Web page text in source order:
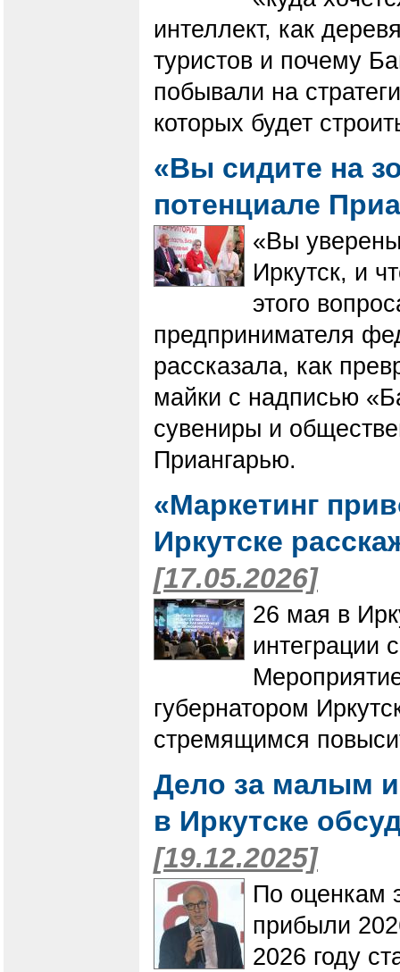
интеллект, как
туристов и почему
побывали на
которых будет
«Вы сидите на
потенциале
«Вы
Иркутск, и
этого
предпринимателя
рассказала, как
майки с надписью
сувениры и
Приангарью.
«Маркетинг
Иркутске
[17.05.2026]
26 мая в
интеграции
губернатором
стремящимся
Дело за малым
в Иркутске
[19.12.2025]
По оценкам
прибыли
2026 году